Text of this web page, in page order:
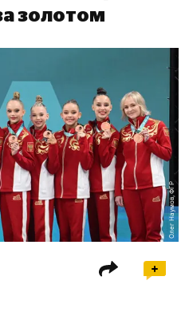
золотом
Олег Наумов, ФГР